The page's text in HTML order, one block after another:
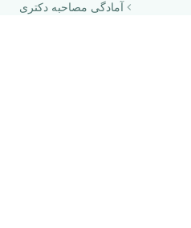
آمادگی مصاحبه دکتری